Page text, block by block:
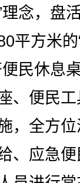
念，盘
平方米的
民休息
、便民
，全方
、应急